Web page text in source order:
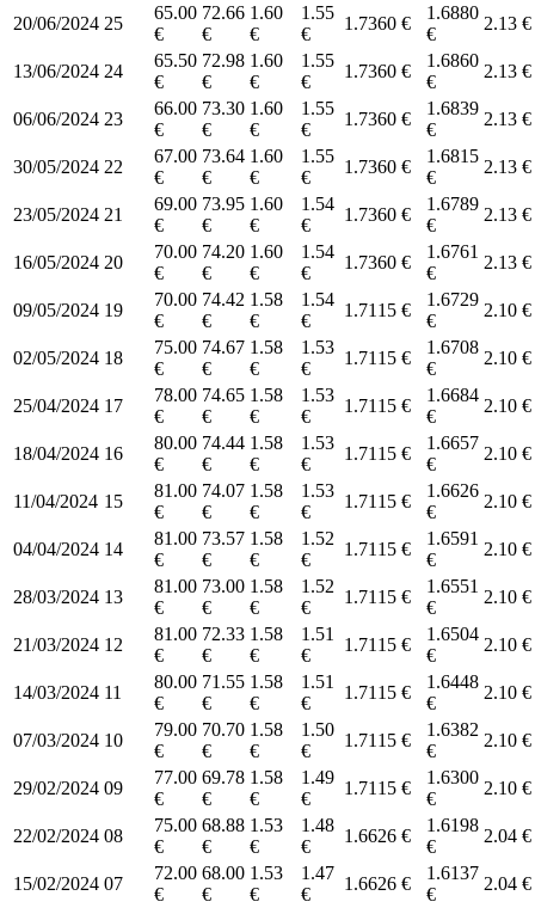
20/06/2024 25
65.00
€
72.66
€
1.60
€
1.55
€
1.7360 €
1.6880
€
2.13 €
13/06/2024 24
65.50
€
72.98
€
1.60
€
1.55
€
1.7360 €
1.6860
€
2.13 €
06/06/2024 23
66.00
€
73.30
€
1.60
€
1.55
€
1.7360 €
1.6839
€
2.13 €
30/05/2024 22
67.00
€
73.64
€
1.60
€
1.55
€
1.7360 €
1.6815
€
2.13 €
23/05/2024 21
69.00
€
73.95
€
1.60
€
1.54
€
1.7360 €
1.6789
€
2.13 €
16/05/2024 20
70.00
€
74.20
€
1.60
€
1.54
€
1.7360 €
1.6761
€
2.13 €
09/05/2024 19
70.00
€
74.42
€
1.58
€
1.54
€
1.7115 €
1.6729
€
2.10 €
02/05/2024 18
75.00
€
74.67
€
1.58
€
1.53
€
1.7115 €
1.6708
€
2.10 €
25/04/2024 17
78.00
€
74.65
€
1.58
€
1.53
€
1.7115 €
1.6684
€
2.10 €
18/04/2024 16
80.00
€
74.44
€
1.58
€
1.53
€
1.7115 €
1.6657
€
2.10 €
11/04/2024 15
81.00
€
74.07
€
1.58
€
1.53
€
1.7115 €
1.6626
€
2.10 €
04/04/2024 14
81.00
€
73.57
€
1.58
€
1.52
€
1.7115 €
1.6591
€
2.10 €
28/03/2024 13
81.00
€
73.00
€
1.58
€
1.52
€
1.7115 €
1.6551
€
2.10 €
21/03/2024 12
81.00
€
72.33
€
1.58
€
1.51
€
1.7115 €
1.6504
€
2.10 €
14/03/2024 11
80.00
€
71.55
€
1.58
€
1.51
€
1.7115 €
1.6448
€
2.10 €
07/03/2024 10
79.00
€
70.70
€
1.58
€
1.50
€
1.7115 €
1.6382
€
2.10 €
29/02/2024 09
77.00
€
69.78
€
1.58
€
1.49
€
1.7115 €
1.6300
€
2.10 €
22/02/2024 08
75.00
€
68.88
€
1.53
€
1.48
€
1.6626 €
1.6198
€
2.04 €
15/02/2024 07
72.00
€
68.00
€
1.53
€
1.47
€
1.6626 €
1.6137
€
2.04 €